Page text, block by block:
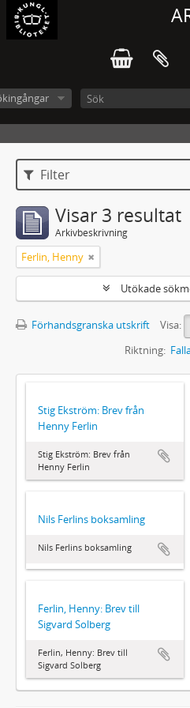
Filter
Visar 3 resultat
Arkivbeskrivning
Ferlin, Henny
Utökade
Förhandsgranska utskrift
Visa:
Riktning:
Stig Ekström: Brev från
Henny Ferlin
Stig Ekström: Brev från
Henny Ferlin
Nils Ferlins boksamling
Nils Ferlins boksamling
Ferlin, Henny: Brev till
Sigvard Solberg
Ferlin, Henny: Brev till
Sigvard Solberg